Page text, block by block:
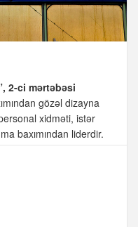
2-ci mərtəbəsi
gözəl dizayna
xidməti, istər
baxımından liderdir.